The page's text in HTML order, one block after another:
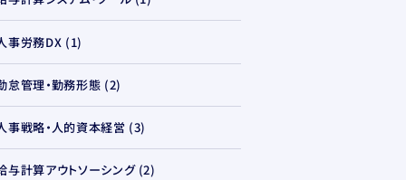
事労務DX (1)
怠管理・勤務形態 (2)
事戦略・人的資本経営 (3)
与計算アウトソーシング (2)